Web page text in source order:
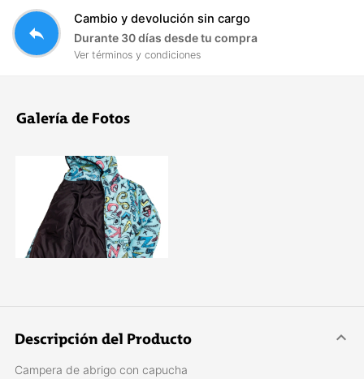
reply
Cambio y devolución sin cargo
Durante 30 días desde tu compra
Ver términos y condiciones
Galería de Fotos
Descripción del Producto
Campera de abrigo con capucha